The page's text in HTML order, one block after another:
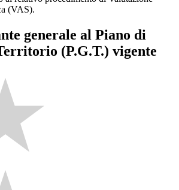
(VAS).
generale al Piano di
(P.G.T.) vigente